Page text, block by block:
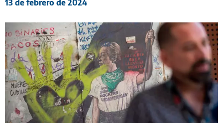
13 de febrero de 2024